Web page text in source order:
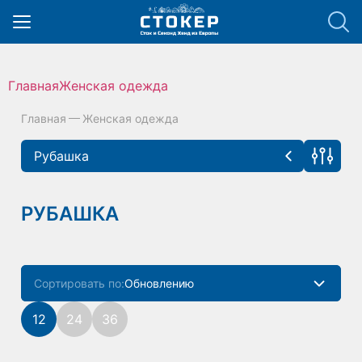
hello_elementor_body_open();
ГлавнаяЖенская одежда
Главная Женская одежда
Рубашка
Брюки(42)
Верхняя одежда
РУБАШКА
Сортировать по:Обновлению
Популярности
12 24 36